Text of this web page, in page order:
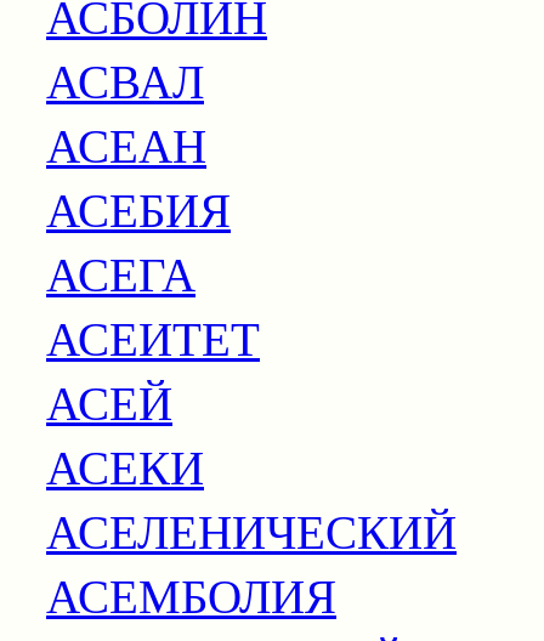
АСБОЛИН
АСВАЛ
АСЕАН
АСЕБИЯ
АСЕГА
АСЕИТЕТ
АСЕЙ
АСЕКИ
АСЕЛЕНИЧЕСКИЙ
АСЕМБОЛИЯ